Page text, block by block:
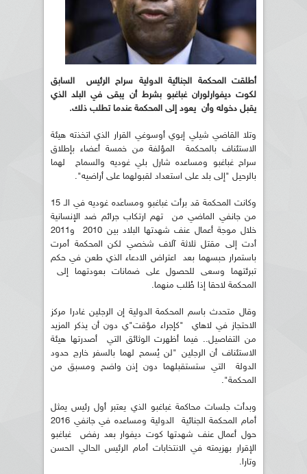
أطلقت المحكمة الجنائية الدولية سراح الرئيس السابق
لكوت ديفوارلوران غباغبو بشرط أن يبقى في البلد الذي
يقبل دخوله وأن يعود إلى المحكمة عندما تطلب ذلك.
وتلا القاضي شيلي إبوي أوسوغي القرار الذي اتخذته هيئة
الاستئناف بالمحكمة المؤلفة من خمسة أعضاء بإطلاق
سراح غباغبو ومساعده شارل بلي غوديه والسماح لهما
بالرحيل "إلى بلد على استعداد لقبولهما على أراضيه".
وكانت المحكمة قد برأت غباغبو ومساعده غوديه في الـ 15
من جانفي الماضي من تهم ارتكاب جرائم ضد الإنسانية
خلال موجة أعمال عنف شهدتها البلاد بين 2010 و2011
أدت إلى مقتل ثلاثة آلاف شخصي لكن المحكمة أمرت
باستمرار حبسهما بعد اعتراض الادعاء الذي طعن في حكم
تبرئتهما وسعى للحصول على ضمانات بعودتهما إلى
المحكمة لاحقا إذا طُلب منهما.
وقال متحدث باسم المحكمة الدولية إن الرجلين غادرا مركز
الاحتجاز في لاهاي "كإجراء مؤقت"ي دون أن يذكر المزيد
من التفاصيل.. فيما أظهرت الوثائق التي أصدرتها هيئة
الاستئناف أن الرجلين "لن يُسمح لهما بالسفر خارج حدود
الدولة التي ستستقبلهما دون إذن واضح ومسبق من
المحكمة".
وبدأت جلسات محاكمة غباغبو الذي يعتبر أول رئيس يمثل
أمام المحكمة الجنائية الدولية ومساعده في جانفي 2016
حول أعمال عنف شهدتها كوت ديفوار بعد رفض غباغبو
الإقرار بهزيمته في الانتخابات أمام الرئيس الحالي الحسن
وتارا.